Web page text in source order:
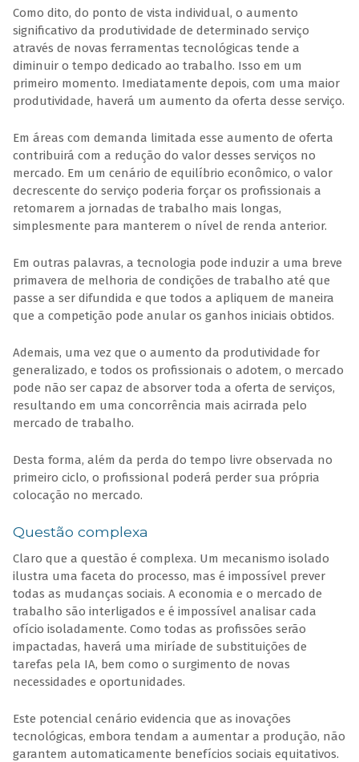
Como dito, do ponto de vista individual, o aumento
significativo da produtividade de determinado serviço
através de novas ferramentas tecnológicas tende a
diminuir o tempo dedicado ao trabalho. Isso em um
primeiro momento. Imediatamente depois, com uma maior
produtividade, haverá um aumento da oferta desse serviço.
Em áreas com demanda limitada esse aumento de oferta
contribuirá com a redução do valor desses serviços no
mercado. Em um cenário de equilíbrio econômico, o valor
decrescente do serviço poderia forçar os profissionais a
retomarem a jornadas de trabalho mais longas,
simplesmente para manterem o nível de renda anterior.
Em outras palavras, a tecnologia pode induzir a uma breve
primavera de melhoria de condições de trabalho até que
passe a ser difundida e que todos a apliquem de maneira
que a competição pode anular os ganhos iniciais obtidos.
Ademais, uma vez que o aumento da produtividade for
generalizado, e todos os profissionais o adotem, o mercado
pode não ser capaz de absorver toda a oferta de serviços,
resultando em uma concorrência mais acirrada pelo
mercado de trabalho.
Desta forma, além da perda do tempo livre observada no
primeiro ciclo, o profissional poderá perder sua própria
colocação no mercado.
Questão complexa
Claro que a questão é complexa. Um mecanismo isolado
ilustra uma faceta do processo, mas é impossível prever
todas as mudanças sociais. A economia e o mercado de
trabalho são interligados e é impossível analisar cada
ofício isoladamente. Como todas as profissões serão
impactadas, haverá uma miríade de substituições de
tarefas pela IA, bem como o surgimento de novas
necessidades e oportunidades.
Este potencial cenário evidencia que as inovações
tecnológicas, embora tendam a aumentar a produção, não
garantem automaticamente benefícios sociais equitativos.